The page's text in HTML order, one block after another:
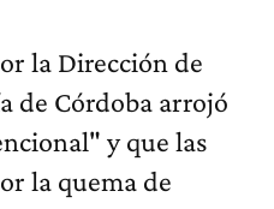
la Dirección de
de Córdoba arrojó
y que las
la quema de